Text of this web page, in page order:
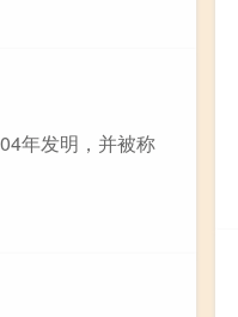
年发明，并被称